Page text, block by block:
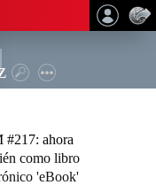
#217: ahora
como libro
'eBook'